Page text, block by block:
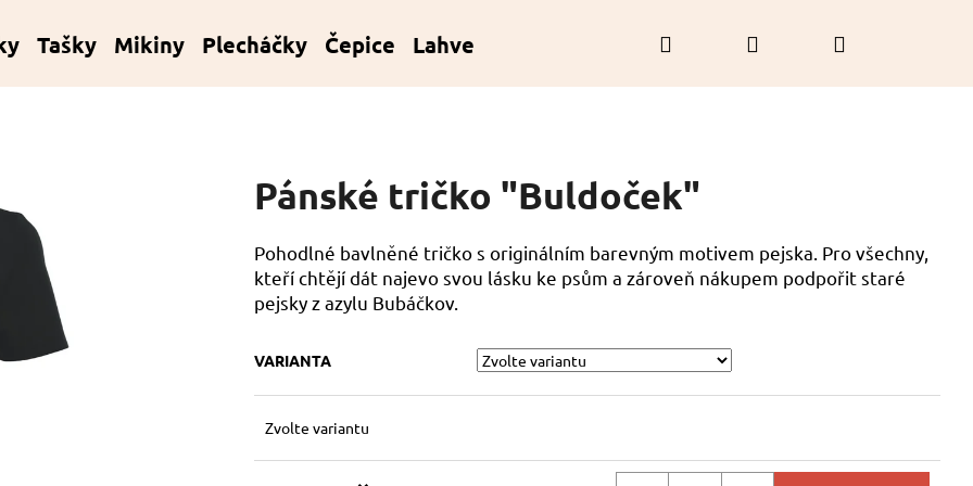
Tašky Mikiny Plecháčky Čepice Lahve Hledat PřihlášeníNákupní
Pánské tričko "Buldoček"
Pohodlné bavlněné tričko s originálním barevným motivem pejska. Pro všechny,
kteří chtějí dát najevo svou lásku ke psům a zároveň nákupem podpořit staré
pejsky z azylu Bubáčkov.
VARIANTA
Zvolte variantu
HLEDAT
KORÁLKOVÝ NÁRAMEK - MODRÝ